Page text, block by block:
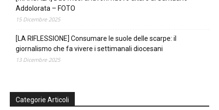
Addolorata – FOTO
15 Dicembre 2025
[LA RIFLESSIONE] Consumare le suole delle scarpe: il
giornalismo che fa vivere i settimanali diocesani
13 Dicembre 2025
Categorie Articoli